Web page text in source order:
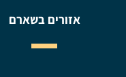
אזורים בשארם